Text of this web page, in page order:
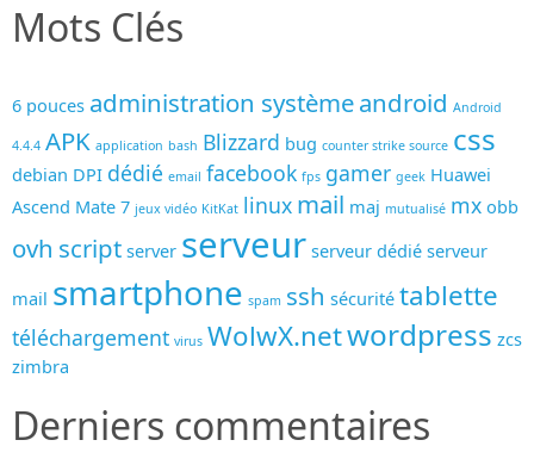
Mots Clés
6 pouces administration systèmeandroid Android
4.4.4 APK application bash Blizzard bug counter strike source css
debian DPI dédié email facebook fps gamer geek Huawei
Ascend Mate 7 jeux vidéo KitKat linux mail maj mutualisé mx obb
ovh script server serveur serveur dédié serveur
mail smartphone spam ssh sécurité tablette
téléchargement virus WolwX.networdpress zcs
zimbra
Derniers commentaires